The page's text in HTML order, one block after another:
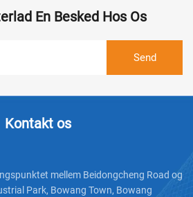
En Besked Hos Os
Kontakt os
mellem Beidongcheng Road og
Park, Bowang Town, Bowang